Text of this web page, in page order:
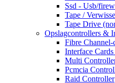
Ssd - Usb/
Tape /
Tape Drive
Opslagcontrollers &
Fibre
Interface
Multi
Pcmcia
Raid Controller